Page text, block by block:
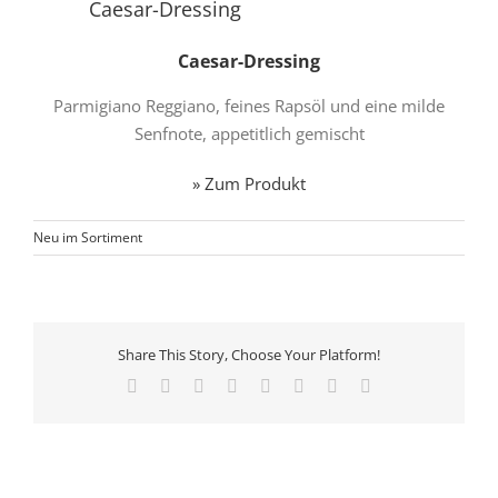
Caesar-Dressing
Caesar-Dressing
Parmigiano Reggiano, feines Rapsöl und eine milde
Senfnote, appetitlich gemischt
» Zum Produkt
Neu im Sortiment
Share This Story, Choose Your Platform!
Facebook Reddit LinkedIn
TumblrPinterest